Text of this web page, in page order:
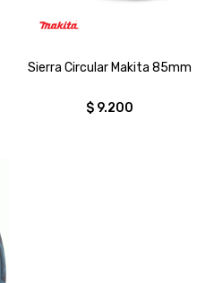
Sierra Circular Makita 85mm
$ 9.200